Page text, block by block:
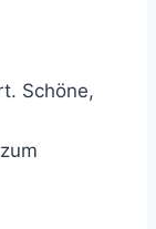
Schöne,